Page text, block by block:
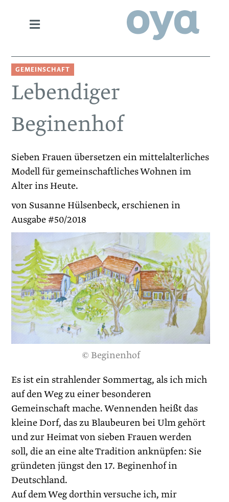
GEMEINSCHAFT
Lebendiger
Beginenhof
Sieben Frauen übersetzen ein mittelalterliches
Modell für gemeinschaftliches Wohnen im
Alter ins Heute.
von Susanne Hülsenbeck, erschienen in
Ausgabe #50/2018
© Beginenhof
Es ist ein strahlender Sommertag, als ich mich
auf den Weg zu einer besonderen
Gemeinschaft mache. Wennenden heißt das
kleine Dorf, das zu Blaubeuren bei Ulm gehört
und zur Heimat von sieben Frauen werden
soll, die an eine alte Tradition ­anknüpfen: Sie
gründeten jüngst den 17. Beginenhof in
Deutschland.
Auf dem Weg dorthin versuche ich, mir